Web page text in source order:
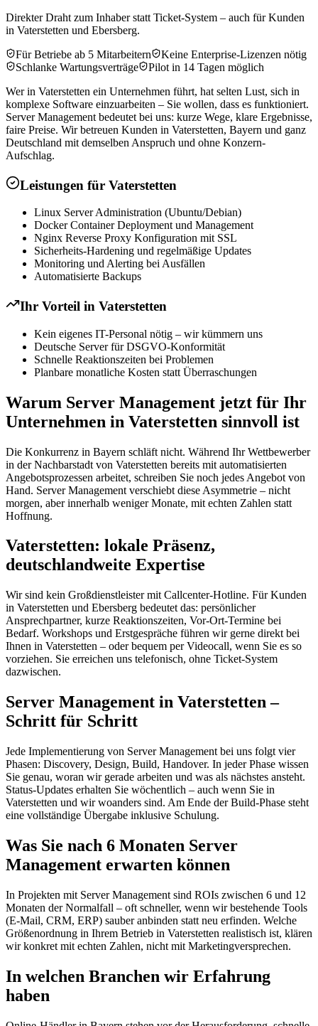
Direkter Draht zum Inhaber statt Ticket-System – auch für Kunden
in Vaterstetten und Ebersberg.
Für Betriebe ab 5 Mitarbeitern
Keine Enterprise-Lizenzen nötig
Schlanke Wartungsverträge
Pilot in 14 Tagen möglich
Wer in Vaterstetten ein Unternehmen führt, hat selten Lust, sich in
komplexe Software einzuarbeiten – Sie wollen, dass es funktioniert.
Server Management bedeutet bei uns: kurze Wege, klare Ergebnisse,
faire Preise. Wir betreuen Kunden in Vaterstetten, Bayern und ganz
Deutschland mit demselben Anspruch und ohne Konzern-
Aufschlag.
Leistungen für Vaterstetten
Linux Server Administration (Ubuntu/Debian)
Docker Container Deployment und Management
Nginx Reverse Proxy Konfiguration mit SSL
Sicherheits-Hardening und regelmäßige Updates
Monitoring und Alerting bei Ausfällen
Automatisierte Backups
Ihr Vorteil in Vaterstetten
Kein eigenes IT-Personal nötig – wir kümmern uns
Deutsche Server für DSGVO-Konformität
Schnelle Reaktionszeiten bei Problemen
Planbare monatliche Kosten statt Überraschungen
Warum Server Management jetzt für Ihr
Unternehmen in Vaterstetten sinnvoll ist
Die Konkurrenz in Bayern schläft nicht. Während Ihr Wettbewerber
in der Nachbarstadt von Vaterstetten bereits mit automatisierten
Angebotsprozessen arbeitet, schreiben Sie noch jedes Angebot von
Hand. Server Management verschiebt diese Asymmetrie – nicht
morgen, aber innerhalb weniger Monate, mit echten Zahlen statt
Hoffnung.
Vaterstetten: lokale Präsenz,
deutschlandweite Expertise
Wir sind kein Großdienstleister mit Callcenter-Hotline. Für Kunden
in Vaterstetten und Ebersberg bedeutet das: persönlicher
Ansprechpartner, kurze Reaktionszeiten, Vor-Ort-Termine bei
Bedarf. Workshops und Erstgespräche führen wir gerne direkt bei
Ihnen in Vaterstetten – oder bequem per Videocall, wenn Sie es so
vorziehen. Sie erreichen uns telefonisch, ohne Ticket-System
dazwischen.
Server Management in Vaterstetten –
Schritt für Schritt
Jede Implementierung von Server Management bei uns folgt vier
Phasen: Discovery, Design, Build, Handover. In jeder Phase wissen
Sie genau, woran wir gerade arbeiten und was als nächstes ansteht.
Status-Updates erhalten Sie wöchentlich – auch wenn Sie in
Vaterstetten und wir woanders sind. Am Ende der Build-Phase steht
eine vollständige Übergabe inklusive Schulung.
Was Sie nach 6 Monaten Server
Management erwarten können
In Projekten mit Server Management sind ROIs zwischen 6 und 12
Monaten der Normalfall – oft schneller, wenn wir bestehende Tools
(E-Mail, CRM, ERP) sauber anbinden statt neu erfinden. Welche
Größenordnung in Ihrem Betrieb in Vaterstetten realistisch ist, klären
wir konkret mit echten Zahlen, nicht mit Marketingversprechen.
In welchen Branchen wir Erfahrung
haben